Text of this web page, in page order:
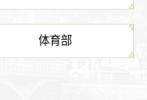
体育部